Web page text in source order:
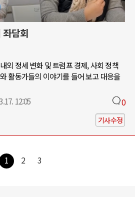
담회
외 정세 변화 및 트럼프 경제, 사회 정책
활동가들의 이야기를 들어 보고 대응을
12:05 0
기사수정
1 2 3